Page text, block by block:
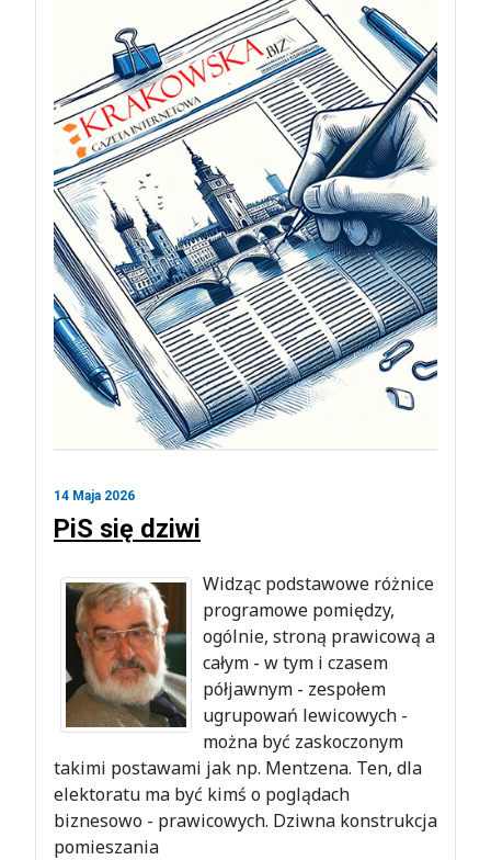
14 Maja 2026
PiS się dziwi
Widząc podstawowe różnice
programowe pomiędzy,
ogólnie, stroną prawicową a
całym - w tym i czasem
półjawnym - zespołem
ugrupowań lewicowych -
można być zaskoczonym
takimi postawami jak np. Mentzena. Ten, dla
elektoratu ma być kimś o poglądach
biznesowo - prawicowych. Dziwna konstrukcja
pomieszania